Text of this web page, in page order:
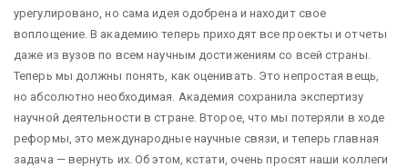
урегулировано, но сама идея одобрена и находит свое
воплощение. В академию теперь приходят все проекты и отчеты
даже из вузов по всем научным достижениям со всей страны.
Теперь мы должны понять, как оценивать. Это непростая вещь,
но абсолютно необходимая. Академия сохранила экспертизу
научной деятельности в стране. Второе, что мы потеряли в ходе
реформы, это международные научные связи, и теперь главная
задача — вернуть их. Об этом, кстати, очень просят наши коллеги